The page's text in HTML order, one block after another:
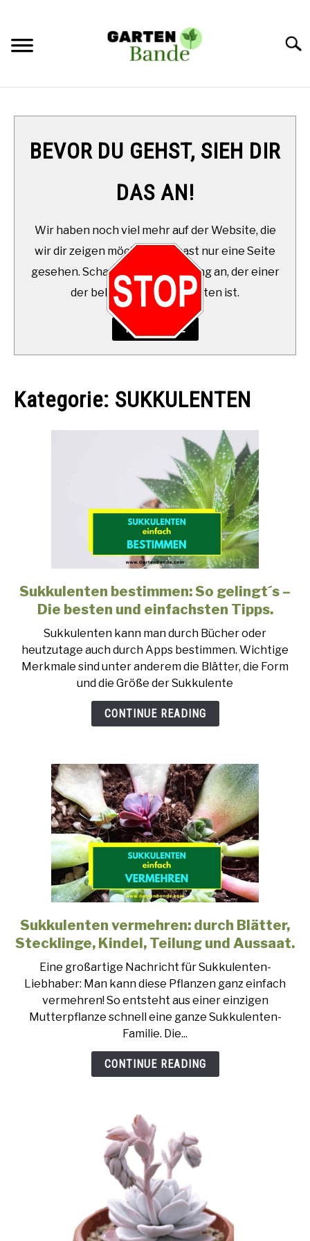
content
BEVOR DU GEHST, SIEH DIR
DAS AN!
Wir haben noch viel mehr auf der Website, die
wir dir zeigen möchten. Du hast nur eine Seite
gesehen. Schau Dir diesen Beitrag an, der einer
der beliebtesten aller Zeiten ist.
READ MORE
Kategorie: SUKKULENTEN
link
to
bestimmen:
So
gelingt
´s
–
einfachsten
Tipps.
Sukkulenten bestimmen: So gelingt´s –
Die besten und einfachsten Tipps.
Sukkulenten kann man durch Bücher oder
heutzutage auch durch Apps bestimmen. Wichtige
Merkmale sind unter anderem die Blätter, die Form
und die Größe der Sukkulente
CONTINUE READING
link
to
vermehren:
durch
Blätter,
Stecklinge,
Kindel,
Teilung
Sukkulenten vermehren: durch Blätter,
Stecklinge, Kindel, Teilung und Aussaat.
Eine großartige Nachricht für Sukkulenten-
Liebhaber: Man kann diese Pflanzen ganz einfach
vermehren! So entsteht aus einer einzigen
Mutterpflanze schnell eine ganze Sukkulenten-
Familie. Die...
CONTINUE READING